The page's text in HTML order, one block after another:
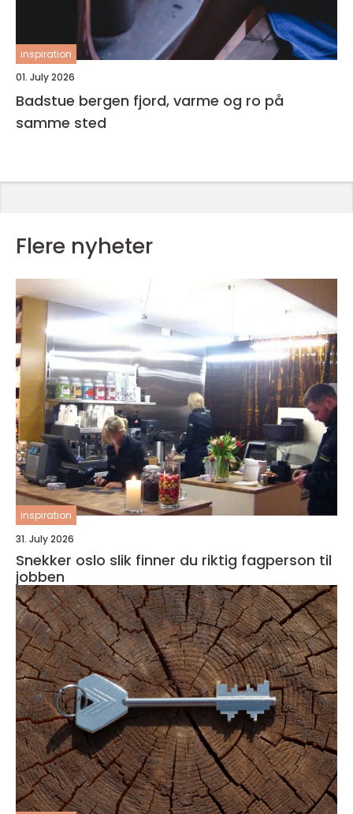
inspiration
01. July 2026
Badstue bergen fjord, varme og ro på
samme sted
Flere nyheter
inspiration
31. July 2026
Snekker oslo slik finner du riktig fagperson til
jobben